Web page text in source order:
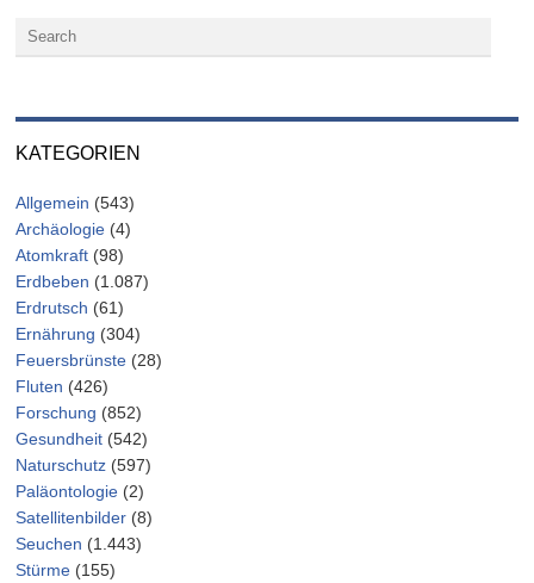
KATEGORIEN
Allgemein (543)
Archäologie (4)
Atomkraft (98)
Erdbeben (1.087)
Erdrutsch (61)
Ernährung (304)
Feuersbrünste (28)
Fluten (426)
Forschung (852)
Gesundheit (542)
Naturschutz (597)
Paläontologie (2)
Satellitenbilder (8)
Seuchen (1.443)
Stürme (155)